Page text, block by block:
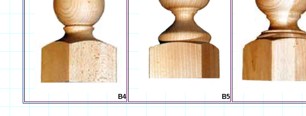
B4 B5